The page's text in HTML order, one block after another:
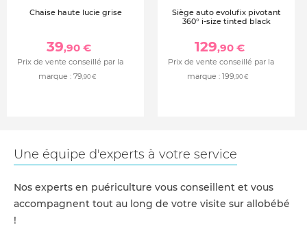
Chaise haute lucie grise
39,90 €
Prix de vente conseillé par la
marque : 79,90 €
Siège auto evolufix pivotant
360° i-size tinted black
129,90 €
Prix de vente conseillé par la
marque : 199,90 €
Une équipe d'experts à votre service
Nos experts en puériculture vous conseillent et vous
accompagnent tout au long de votre visite sur allobébé
!